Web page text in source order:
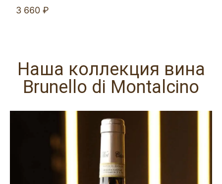
3 660 ₽
Наша коллекция вина
Brunello di Montalcino